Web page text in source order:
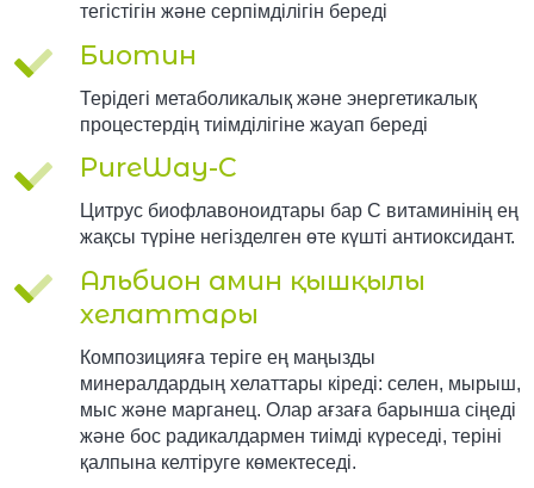
тегістігін және серпімділігін береді
Биотин
Терідегі метаболикалық және энергетикалық
процестердің тиімділігіне жауап береді
PureWay-C
Цитрус биофлавоноидтары бар С витаминінің ең
жақсы түріне негізделген өте күшті антиоксидант.
Альбион амин қышқылы
хелаттары
Композицияға теріге ең маңызды
минералдардың хелаттары кіреді: селен, мырыш,
мыс және марганец. Олар ағзаға барынша сіңеді
және бос радикалдармен тиімді күреседі, теріні
қалпына келтіруге көмектеседі.